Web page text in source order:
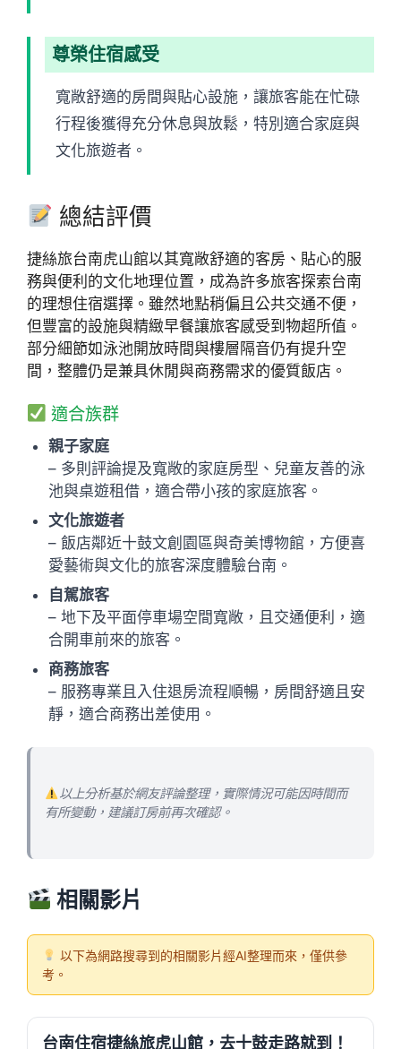
尊榮住宿感受
寬敞舒適的房間與貼心設施，讓旅客能在忙碌
行程後獲得充分休息與放鬆，特別適合家庭與
文化旅遊者。
總結評價
捷絲旅台南虎山館以其寬敞舒適的客房、貼心的服
務與便利的文化地理位置，成為許多旅客探索台南
的理想住宿選擇。雖然地點稍偏且公共交通不便，
但豐富的設施與精緻早餐讓旅客感受到物超所值。
部分細節如泳池開放時間與樓層隔音仍有提升空
間，整體仍是兼具休閒與商務需求的優質飯店。
適合族群
親子家庭
– 多則評論提及寬敞的家庭房型、兒童友善的泳
池與桌遊租借，適合帶小孩的家庭旅客。
文化旅遊者
– 飯店鄰近十鼓文創園區與奇美博物館，方便喜
愛藝術與文化的旅客深度體驗台南。
自駕旅客
– 地下及平面停車場空間寬敞，且交通便利，適
合開車前來的旅客。
商務旅客
– 服務專業且入住退房流程順暢，房間舒適且安
靜，適合商務出差使用。
以上分析基於網友評論整理，實際情況可能因時間而
有所變動，建議訂房前再次確認。
相關影片
以下為網路搜尋到的相關影片經AI整理而來，僅供參
考。
台南住宿捷絲旅虎山館，去十鼓走路就到！